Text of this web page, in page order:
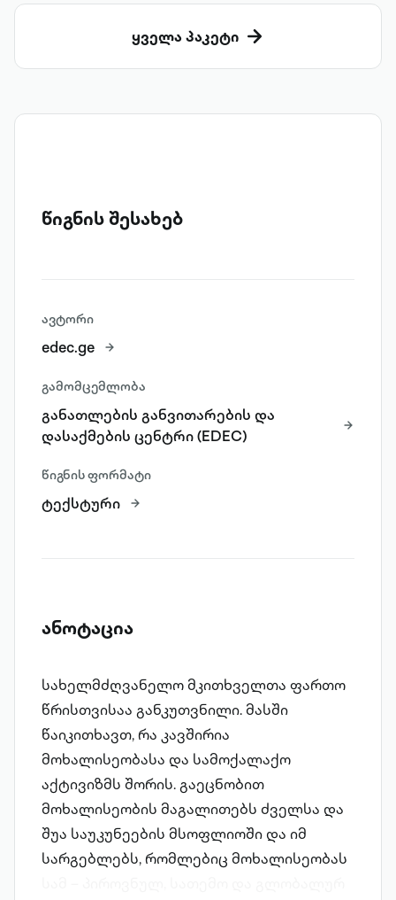
ყველა პაკეტი
წიგნის შესახებ
ავტორი
edec.ge
გამომცემლობა
განათლების განვითარების და
დასაქმების ცენტრი (EDEC)
წიგნის ფორმატი
ტექსტური
ანოტაცია
სახელმძღვანელო მკითხველთა ფართო
წრისთვისაა განკუთვნილი. მასში
წაიკითხავთ, რა კავშირია
მოხალისეობასა და სამოქალაქო
აქტივიზმს შორის. გაეცნობით
მოხალისეობის მაგალითებს ძველსა და
შუა საუკუნეების მსოფლიოში და იმ
სარგებლებს, რომლებიც მოხალისეობას